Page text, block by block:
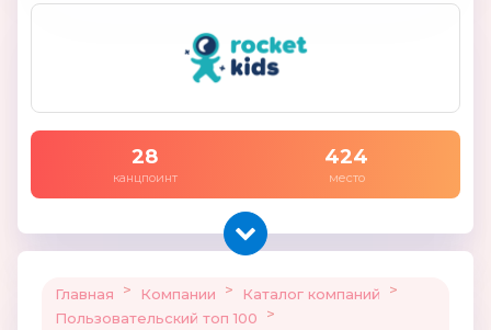
28
канцпоинт
424
место
Главная > Компании > Каталог компаний
>
Пользовательский топ 100
>